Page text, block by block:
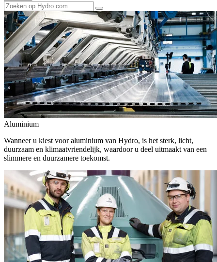
Aluminium
Wanneer u kiest voor aluminium van Hydro, is het sterk, licht,
duurzaam en klimaatvriendelijk, waardoor u deel uitmaakt van een
slimmere en duurzamere toekomst.